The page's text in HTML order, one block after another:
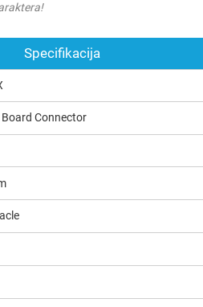
Specifikacija
Board Connector